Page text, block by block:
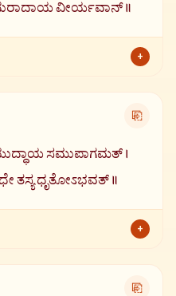
ವೀರ್ಯವಾನ್ ॥
+
ಮೂರು ಬಾರಿ ಆಚಮನ ಮಾಡಿ
ತೆಗೆದುಕೊಂಡನು.
⎘
ಯುದ್ಧಾಯ ಸಮುಪಾಗಮತ್ ।
ತಸ್ಯ ಧೃತೋಽಭವತ್ ॥
+
ಅವನನ್ನು ವಧಿಸಲು ದೃಢ ನಿಶ್ಚಯ
⎘